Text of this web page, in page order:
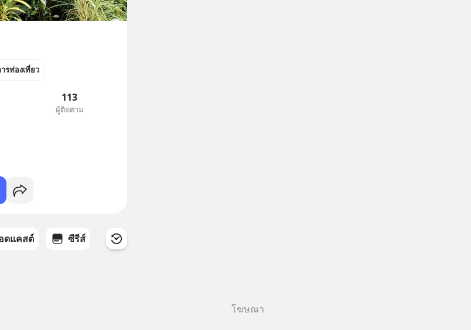
รท่องเที่ยว
113
ผู้ติดตาม
ดแคสต์ ซีรีส์
โฆษณา